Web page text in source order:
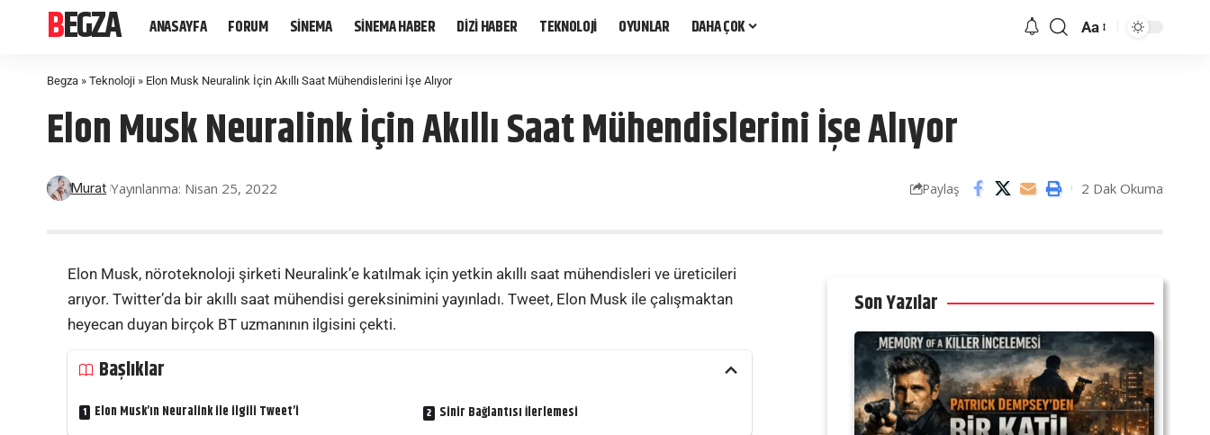
BEGZA ANASAYFA FORUM SİNEMA SİNEMA HABER DİZİ HABER TEKNOLOJİ OYUNLAR DAHA ÇOK Aa
Begza » Teknoloji » Elon Musk Neuralink İçin Akıllı Saat Mühendislerini İşe Alıyor
Elon Musk Neuralink İçin Akıllı Saat Mühendislerini İşe Alıyor
Murat Yayınlanma: Nisan 25, 2022 Paylaş 2 Dak Okuma
Elon Musk, nöroteknoloji şirketi Neuralink’e katılmak için yetkin akıllı saat mühendisleri ve üreticileri
arıyor. Twitter’da bir akıllı saat mühendisi gereksinimini yayınladı. Tweet, Elon Musk ile çalışmaktan
heyecan duyan birçok BT uzmanının ilgisini çekti.
Başlıklar
Elon Musk’ın Neuralink ile ilgili Tweet’i Sinir Bağlantısı İlerlemesi
Son Yazılar